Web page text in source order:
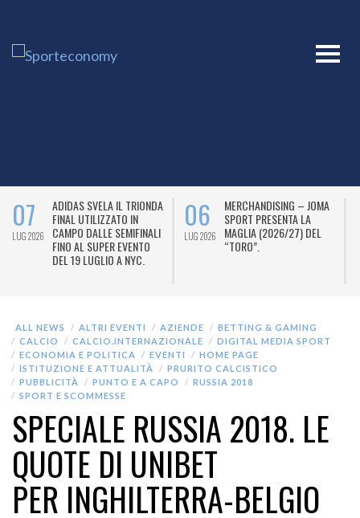
07
LUG 2026
ADIDAS SVELA IL TRIONDA
FINAL UTILIZZATO IN
CAMPO DALLE SEMIFINALI
FINO AL SUPER EVENTO
DEL 19 LUGLIO A NYC.
06
LUG 2026
MERCHANDISING – JOMA
SPORT PRESENTA LA
MAGLIA (2026/27) DEL
“TORO”.
ALL NEWS ALTRI EVENTI AZIENDE
BETTING & GAMING
CALCIO
CALCIO.INTERNAZIONALE
DIGITAL MEDIA SPORT
ECONOMIA E POLITICA
EVENTI
HOME PAGE
ISTITUZIONE E ATTUALITÀ
PRURITO CALCISTICO
PUBBLICITÀ
PUNTO E A CAPO
RUSSIA 2018
SPORT E SCOMMESSE
SPECIALE RUSSIA 2018. LE
QUOTE DI UNIBET
PER INGHILTERRA-BELGIO